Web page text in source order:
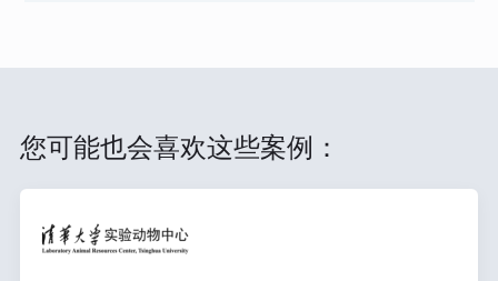
您可能也会喜欢这些案例：